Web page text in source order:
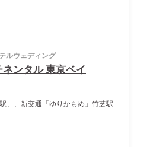
ルウェディング
ンタル 東京ベイ
、、新交通「ゆりかもめ」竹芝駅